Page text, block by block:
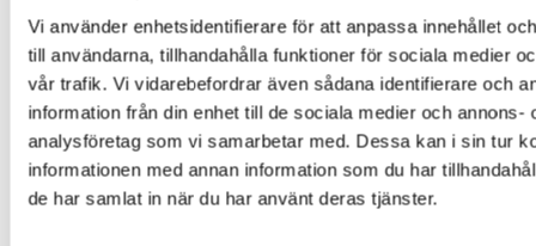
Vi använder enhetsidentifierare för att anpassa innehållet
till användarna, tillhandahålla funktioner för sociala medier
vår trafik. Vi vidarebefordrar även sådana identifierare och
information från din enhet till de sociala medier och annons-
analysföretag som vi samarbetar med. Dessa kan i sin tur
informationen med annan information som du har
de har samlat in när du har använt deras tjänster.
Text: Henrik Emilson redaktionen@besoksliv.se
Dela artikeln: